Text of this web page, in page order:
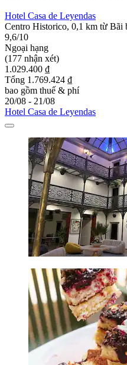
Hotel Casa de Leyendas
Centro Historico, 0,1 km từ Bãi
9,6/10
Ngoại hạng
(177 nhận xét)
1.029.400 ₫
Tổng 1.769.424 ₫
bao gồm thuế & phí
20/08 - 21/08
Hotel Casa de Leyendas